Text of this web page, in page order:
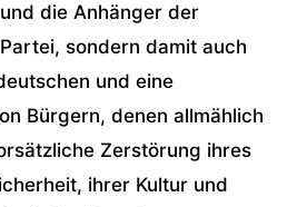
die Anhänger der
sondern damit auch
und eine
Bürgern, denen allmählich
Zerstörung ihres
ihrer Kultur und